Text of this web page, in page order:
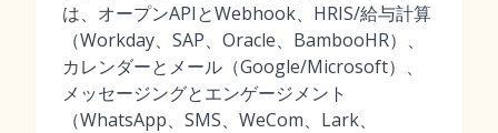
は、オープンAPIとWebhook、HRIS/給与計算
（Workday、SAP、Oracle、BambooHR）、
カレンダーとメール（Google/Microsoft）、
メッセージングとエンゲージメント
（WhatsApp、SMS、WeCom、Lark、